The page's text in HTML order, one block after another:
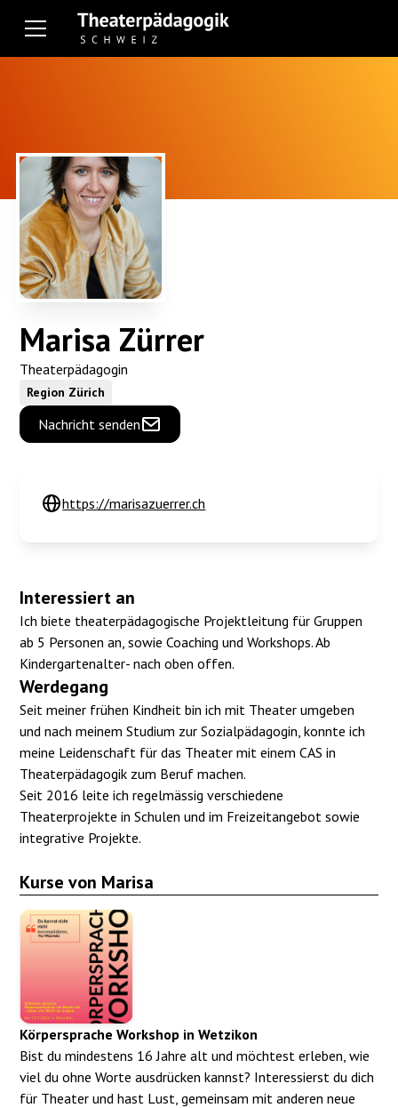
Marisa Zürrer
Theaterpädagogin
Region Zürich
Nachricht senden
Interessiert an
Ich biete theaterpädagogische Projektleitung für Gruppen
ab 5 Personen an, sowie Coaching und Workshops. Ab
Kindergartenalter- nach oben offen.
Werdegang
Seit meiner frühen Kindheit bin ich mit Theater umgeben
und nach meinem Studium zur Sozialpädagogin, konnte ich
meine Leidenschaft für das Theater mit einem CAS in
Theaterpädagogik zum Beruf machen.
Seit 2016 leite ich regelmässig verschiedene
Theaterprojekte in Schulen und im Freizeitangebot sowie
integrative Projekte.
Kurse von Marisa
Körpersprache Workshop in Wetzikon
Bist du mindestens 16 Jahre alt und möchtest erleben, wie
viel du ohne Worte ausdrücken kannst? Interessierst du dich
für Theater und hast Lust, gemeinsam mit anderen neue
https://marisazuerrer.ch